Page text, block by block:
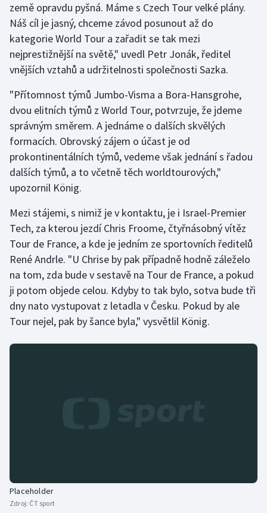
Triatlon
Veslování
Vodní slalom
Volejbal
Ostatní
země opravdu pyšná. Máme s Czech Tour velké plány.
Náš cíl je jasný, chceme závod posunout až do
kategorie World Tour a zařadit se tak mezi
nejprestižnější na světě," uvedl Petr Jonák, ředitel
vnějších vztahů a udržitelnosti společnosti Sazka.
"Přítomnost týmů Jumbo-Visma a Bora-Hansgrohe,
dvou elitních týmů z World Tour, potvrzuje, že jdeme
správným směrem. A jednáme o dalších skvělých
formacích. Obrovský zájem o účast je od
prokontinentálních týmů, vedeme však jednání s řadou
dalších týmů, a to včetně těch worldtourových,"
upozornil König.
Mezi stájemi, s nimiž je v kontaktu, je i Israel-Premier
Tech, za kterou jezdí Chris Froome, čtyřnásobný vítěz
Tour de France, a kde je jedním ze sportovních ředitelů
René Andrle. "U Chrise by pak případně hodně záleželo
na tom, zda bude v sestavě na Tour de France, a pokud
ji potom objede celou. Kdyby to tak bylo, sotva bude tři
dny nato vystupovat z letadla v Česku. Pokud by ale
Tour nejel, pak by šance byla," vysvětlil König.
Placeholder
Zdroj: ČT sport